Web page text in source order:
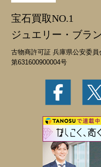
宝石買取NO.1
ジュエリー・ブラ
古物商許可証 兵庫県公安委員
第631600900004号